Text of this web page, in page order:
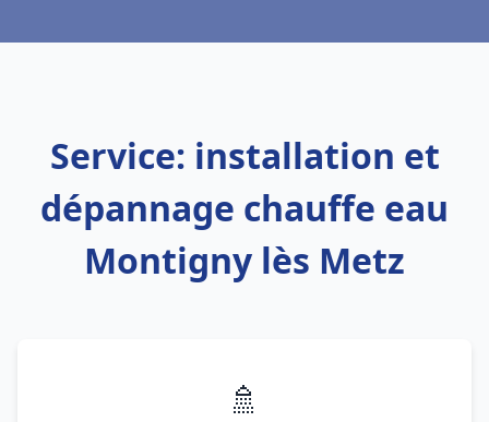
Service: installation et
dépannage chauffe eau
Montigny lès Metz
🚿